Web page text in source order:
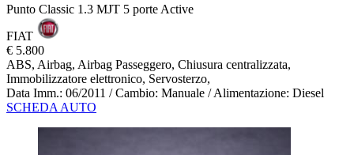
Punto Classic 1.3 MJT 5 porte Active
FIAT
€ 5.800
ABS, Airbag, Airbag Passeggero, Chiusura centralizzata,
Immobilizzatore elettronico, Servosterzo,
Data Imm.: 06/2011 / Cambio: Manuale / Alimentazione: Diesel
SCHEDA AUTO